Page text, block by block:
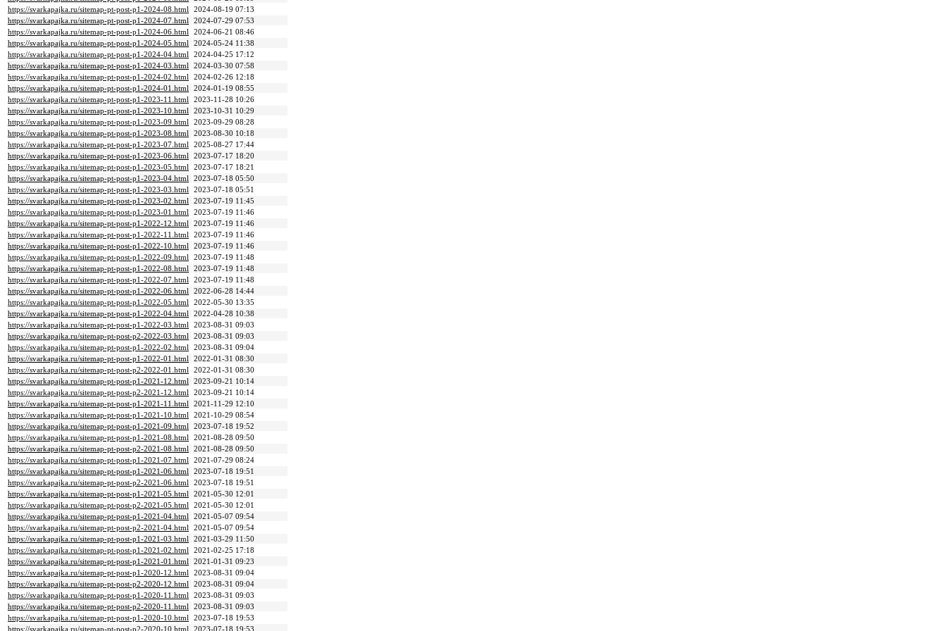
https://svarkapajka.ru/sitemap-pt-post-p1-2024-08.html 2024-08-19 07:13
https://svarkapajka.ru/sitemap-pt-post-p1-2024-07.html 2024-07-29 07:53
https://svarkapajka.ru/sitemap-pt-post-p1-2024-06.html 2024-06-21 08:46
https://svarkapajka.ru/sitemap-pt-post-p1-2024-05.html 2024-05-24 11:38
https://svarkapajka.ru/sitemap-pt-post-p1-2024-04.html 2024-04-25 17:12
https://svarkapajka.ru/sitemap-pt-post-p1-2024-03.html 2024-03-30 07:58
https://svarkapajka.ru/sitemap-pt-post-p1-2024-02.html 2024-02-26 12:18
https://svarkapajka.ru/sitemap-pt-post-p1-2024-01.html 2024-01-19 08:55
https://svarkapajka.ru/sitemap-pt-post-p1-2023-11.html 2023-11-28 10:26
https://svarkapajka.ru/sitemap-pt-post-p1-2023-10.html 2023-10-31 10:29
https://svarkapajka.ru/sitemap-pt-post-p1-2023-09.html 2023-09-29 08:28
https://svarkapajka.ru/sitemap-pt-post-p1-2023-08.html 2023-08-30 10:18
https://svarkapajka.ru/sitemap-pt-post-p1-2023-07.html 2025-08-27 17:44
https://svarkapajka.ru/sitemap-pt-post-p1-2023-06.html 2023-07-17 18:20
https://svarkapajka.ru/sitemap-pt-post-p1-2023-05.html 2023-07-17 18:21
https://svarkapajka.ru/sitemap-pt-post-p1-2023-04.html 2023-07-18 05:50
https://svarkapajka.ru/sitemap-pt-post-p1-2023-03.html 2023-07-18 05:51
https://svarkapajka.ru/sitemap-pt-post-p1-2023-02.html 2023-07-19 11:45
https://svarkapajka.ru/sitemap-pt-post-p1-2023-01.html 2023-07-19 11:46
https://svarkapajka.ru/sitemap-pt-post-p1-2022-12.html 2023-07-19 11:46
https://svarkapajka.ru/sitemap-pt-post-p1-2022-11.html 2023-07-19 11:46
https://svarkapajka.ru/sitemap-pt-post-p1-2022-10.html 2023-07-19 11:46
https://svarkapajka.ru/sitemap-pt-post-p1-2022-09.html 2023-07-19 11:48
https://svarkapajka.ru/sitemap-pt-post-p1-2022-08.html 2023-07-19 11:48
https://svarkapajka.ru/sitemap-pt-post-p1-2022-07.html 2023-07-19 11:48
https://svarkapajka.ru/sitemap-pt-post-p1-2022-06.html 2022-06-28 14:44
https://svarkapajka.ru/sitemap-pt-post-p1-2022-05.html 2022-05-30 13:35
https://svarkapajka.ru/sitemap-pt-post-p1-2022-04.html 2022-04-28 10:38
https://svarkapajka.ru/sitemap-pt-post-p1-2022-03.html 2023-08-31 09:03
https://svarkapajka.ru/sitemap-pt-post-p2-2022-03.html 2023-08-31 09:03
https://svarkapajka.ru/sitemap-pt-post-p1-2022-02.html 2023-08-31 09:04
https://svarkapajka.ru/sitemap-pt-post-p1-2022-01.html 2022-01-31 08:30
https://svarkapajka.ru/sitemap-pt-post-p2-2022-01.html 2022-01-31 08:30
https://svarkapajka.ru/sitemap-pt-post-p1-2021-12.html 2023-09-21 10:14
https://svarkapajka.ru/sitemap-pt-post-p2-2021-12.html 2023-09-21 10:14
https://svarkapajka.ru/sitemap-pt-post-p1-2021-11.html 2021-11-29 12:10
https://svarkapajka.ru/sitemap-pt-post-p1-2021-10.html 2021-10-29 08:54
https://svarkapajka.ru/sitemap-pt-post-p1-2021-09.html 2023-07-18 19:52
https://svarkapajka.ru/sitemap-pt-post-p1-2021-08.html 2021-08-28 09:50
https://svarkapajka.ru/sitemap-pt-post-p2-2021-08.html 2021-08-28 09:50
https://svarkapajka.ru/sitemap-pt-post-p1-2021-07.html 2021-07-29 08:24
https://svarkapajka.ru/sitemap-pt-post-p1-2021-06.html 2023-07-18 19:51
https://svarkapajka.ru/sitemap-pt-post-p2-2021-06.html 2023-07-18 19:51
https://svarkapajka.ru/sitemap-pt-post-p1-2021-05.html 2021-05-30 12:01
https://svarkapajka.ru/sitemap-pt-post-p2-2021-05.html 2021-05-30 12:01
https://svarkapajka.ru/sitemap-pt-post-p1-2021-04.html 2021-05-07 09:54
https://svarkapajka.ru/sitemap-pt-post-p2-2021-04.html 2021-05-07 09:54
https://svarkapajka.ru/sitemap-pt-post-p1-2021-03.html 2021-03-29 11:50
https://svarkapajka.ru/sitemap-pt-post-p1-2021-02.html 2021-02-25 17:18
https://svarkapajka.ru/sitemap-pt-post-p1-2021-01.html 2021-01-31 09:23
https://svarkapajka.ru/sitemap-pt-post-p1-2020-12.html 2023-08-31 09:04
https://svarkapajka.ru/sitemap-pt-post-p2-2020-12.html 2023-08-31 09:04
https://svarkapajka.ru/sitemap-pt-post-p1-2020-11.html 2023-08-31 09:03
https://svarkapajka.ru/sitemap-pt-post-p2-2020-11.html 2023-08-31 09:03
https://svarkapajka.ru/sitemap-pt-post-p1-2020-10.html 2023-07-18 19:53
https://svarkapajka.ru/sitemap-pt-post-p2-2020-10.html
2023-07-18 19:53